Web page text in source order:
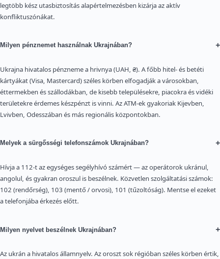
legtöbb kész utasbiztosítás alapértelmezésben kizárja az aktív
konfliktuszónákat.
Milyen pénznemet használnak Ukrajnában? +
Ukrajna hivatalos pénzneme a hrivnya (UAH, ₴). A főbb hitel- és betéti
kártyákat (Visa, Mastercard) széles körben elfogadják a városokban,
éttermekben és szállodákban, de kisebb településekre, piacokra és vidéki
területekre érdemes készpénzt is vinni. Az ATM-ek gyakoriak Kijevben,
Lvivben, Odesszában és más regionális központokban.
Melyek a sürgősségi telefonszámok Ukrajnában? +
Hívja a 112-t az egységes segélyhívó számért — az operátorok ukránul,
angolul, és gyakran oroszul is beszélnek. Közvetlen szolgáltatási számok:
102 (rendőrség), 103 (mentő / orvosi), 101 (tűzoltóság). Mentse el ezeket
a telefonjába érkezés előtt.
Milyen nyelvet beszélnek Ukrajnában? +
Az ukrán a hivatalos államnyelv. Az oroszt sok régióban széles körben értik,